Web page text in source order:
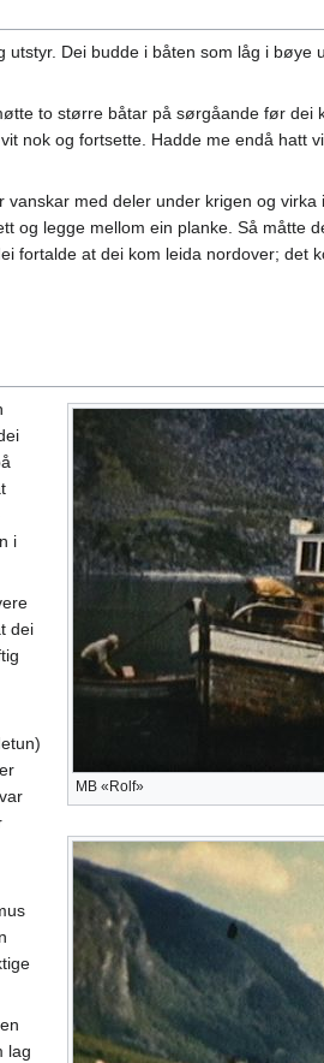
utstyr. Dei budde i båten som låg i bøye
to større båtar på sørgåande før dei
nok og fortsette. Hadde me endå hatt
med deler under krigen og virka
og legge mellom ein planke. Så måtte
fortalde at dei kom leida nordover; det
MB «Rolf»
i
dei
lag